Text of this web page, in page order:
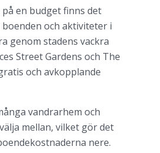
en budget finns det
och aktiviteter i
genom stadens vackra
Street Gardens och The
och avkopplande
vandrarhem och
mellan, vilket gör det
nere.